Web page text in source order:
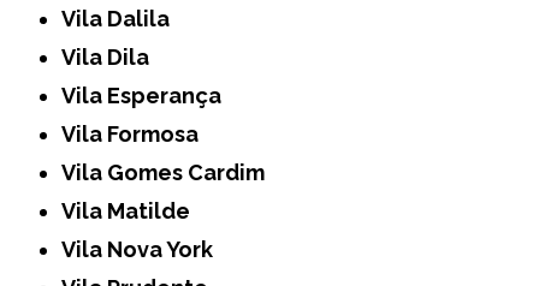
Vila Dalila
Vila Dila
Vila Esperança
Vila Formosa
Vila Gomes Cardim
Vila Matilde
Vila Nova York